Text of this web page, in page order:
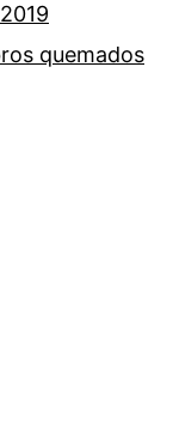
quemados